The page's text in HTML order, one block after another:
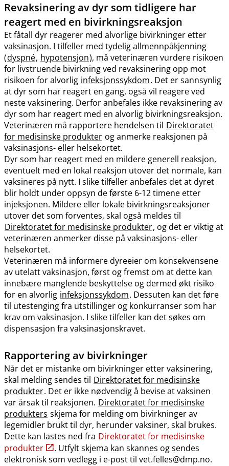
Revaksinering av dyr som tidligere har
reagert med en bivirkningsreaksjon
Et fåtall dyr reagerer med alvorlige bivirkninger etter
vaksinasjon. I tilfeller med tydelig allmennpåkjenning
(dyspné, hypotensjon), må veterinæren vurdere risikoen
for livstruende bivirkning ved revaksinering opp mot
risikoen for alvorlig infeksjonssykdom. Det er sannsynlig
at dyr som har reagert en gang, også vil reagere ved
neste vaksinering. Derfor anbefales ikke revaksinering av
dyr som har reagert med en alvorlig bivirkningsreaksjon.
Veterinæren må rapportere hendelsen til Direktoratet
for medisinske produkter og anmerke reaksjonen på
vaksinasjons- eller helsekortet.
Dyr som har reagert med en mildere generell reaksjon,
eventuelt med en lokal reaksjon utover det normale, kan
vaksineres på nytt. I slike tilfeller anbefales det at dyret
blir holdt under oppsyn de første 6-12 timene etter
injeksjonen. Mildere eller lokale bivirkningsreaksjoner
utover det som forventes, skal også meldes til
Direktoratet for medisinske produkter, og det er viktig at
veterinæren anmerker disse på vaksinasjons- eller
helsekortet.
Veterinæren må informere dyreeier om konsekvensene
av utelatt vaksinasjon, først og fremst om at dette kan
innebære manglende beskyttelse og dermed økt risiko
for en alvorlig infeksjonssykdom. Dessuten kan det føre
til utestenging fra utstillinger og konkurranser som har
krav om vaksinasjon. I slike tilfeller kan det søkes om
dispensasjon fra vaksinasjonskravet.
Rapportering av bivirkninger
Når det er mistanke om bivirkninger etter vaksinering,
skal melding sendes til Direktoratet for medisinske
produkter. Det er ikke nødvendig å bevise at vaksinen
var årsak til reaksjonen. Direktoratet for medisinske
produkters skjema for melding om bivirkninger av
legemidler brukt til dyr, herunder vaksiner, skal brukes.
Dette kan lastes ned fra Direktoratet for medisinske
produkter
. Utfylt skjema kan skannes og sendes
elektronisk som vedlegg i e-post til vet.felles@dmp.no.